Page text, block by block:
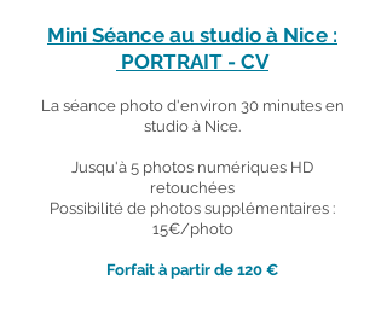
Mini Séance au studio à Nice :
PORTRAIT - CV
La séance photo d'environ 30 minutes en
studio à Nice.
Jusqu'à 5 photos numériques HD
retouchées
Possibilité de photos supplémentaires :
15€/photo
Forfait à partir de 120 €